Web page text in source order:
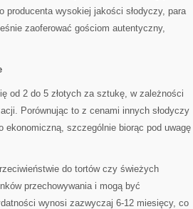
wysokiej jakości słodyczy, para
zaoferować gościom autentyczny,
od 2 do 5 złotych za sztukę, w zależności
Porównując to z cenami innych słodyczy
szczególnie biorąc pod uwagę
do tortów czy świeżych
przechowywania i mogą być
wynosi zazwyczaj 6-12 miesięcy, co